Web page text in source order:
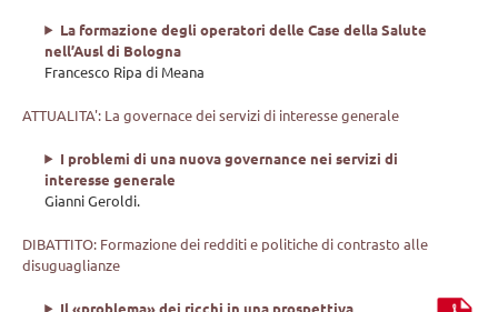
La formazione degli operatori delle Case della Salute
nell’Ausl di Bologna
Francesco Ripa di Meana
ATTUALITA': La governace dei servizi di interesse generale
I problemi di una nuova governance nei servizi di
interesse generale
Gianni Geroldi.
DIBATTITO: Formazione dei redditi e politiche di contrasto alle
disuguaglianze
Il «problema» dei ricchi in una prospettiva